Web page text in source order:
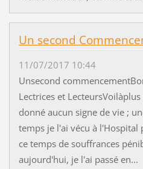
Un second
11/07/2017 10:44
Unsecond
Lectrices et
donné aucun signe de vie ;
temps je l'ai vécu à
ce temps de souffrances
aujourd'hui, je l'ai passé en...